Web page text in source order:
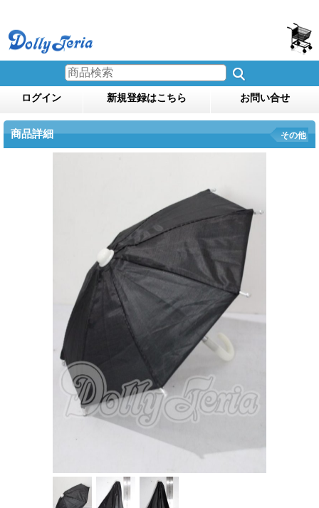
ログイン 新規登録はこちら お問い合せ
商品詳細 その他